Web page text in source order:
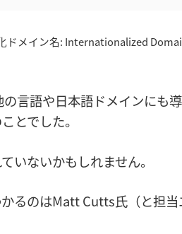
メイン名: Internationalized
言語や日本語ドメインにも
とでした。
いないかもしれません。
るのはMatt Cutts氏（と担